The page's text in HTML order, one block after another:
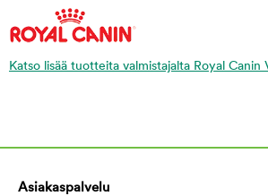
Katso lisää tuotteita valmistajalta Royal Canin
Asiakaspalvelu